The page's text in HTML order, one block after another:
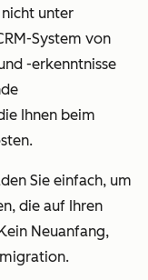
nicht unter
System von
-erkenntnisse
Ihnen beim
Sie einfach, um
die auf Ihren
Neuanfang,